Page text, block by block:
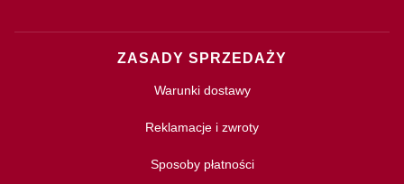
ZASADY SPRZEDAŻY
Warunki dostawy
Reklamacje i zwroty
Sposoby płatności